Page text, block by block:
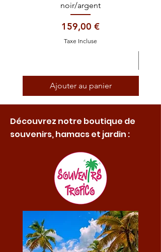
noir/argent
Prix
159,00 €
Taxe Incluse
Ajouter au panier
Découvrez notre boutique de
souvenirs, hamacs et jardin :